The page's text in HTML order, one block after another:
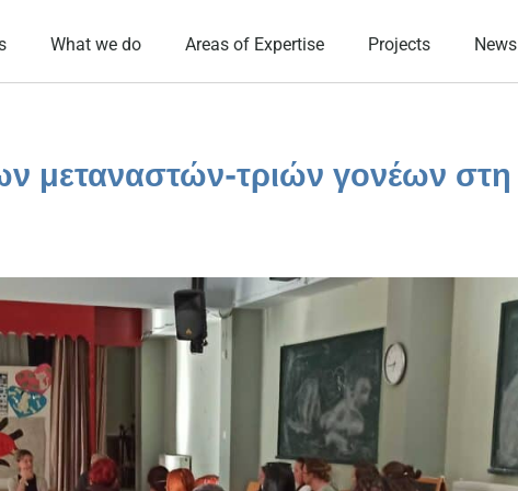
What we do Areas of Expertise Projects News
μεταναστών-τριών γονέων στη